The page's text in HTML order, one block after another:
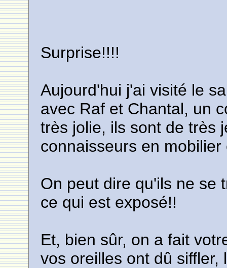
Surprise!!!!
Aujourd'hui j'ai visité le
avec Raf et Chantal, un
très jolie, ils sont de très
connaisseurs en
On peut dire qu'ils ne se
ce qui est exposé!!
Et, bien sûr, on a fait
vos oreilles ont dû siffler,